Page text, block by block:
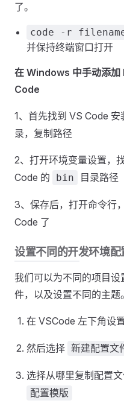
了。
code -r
并保持终端窗口打开
在 Windows 中手动添加
Code
1、首先找到 VS Code 安
录，复制路径
2、打开环境变量设置，
Code 的
bin 目录路径
3、保存后，打开命令行
Code 了
设置不同的开发环境配
我们可以为不同的项目
件，以及设置不同的主题。
在 VSCode 左下角设
然后选择 新建配置文
选择从哪里复制配置
配置模版